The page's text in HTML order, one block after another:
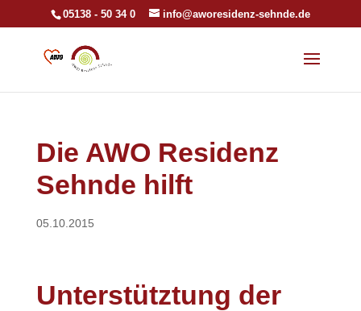
05138 - 50 34 0 info@aworesidenz-sehnde.de
Die AWO Residenz
Sehnde hilft
05.10.2015
Unterstütztung der